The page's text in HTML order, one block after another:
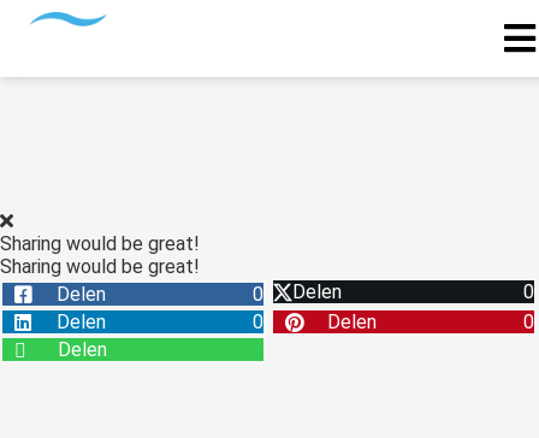
Sharing would be great!
Sharing would be great!
Delen
0 Delen
0
Delen
0 Delen
0
Delen